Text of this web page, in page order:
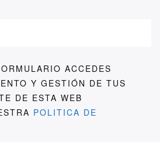
ACCEDES
Y GESTIÓN DE TUS
DE ESTA WEB
POLITICA DE